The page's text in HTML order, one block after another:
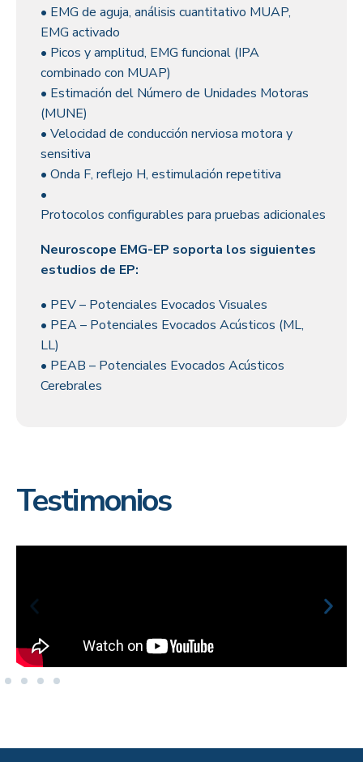
• EMG de aguja, análisis cuantitativo MUAP,
EMG activado
• Picos y amplitud, EMG funcional (IPA
combinado con MUAP)
• Estimación del Número de Unidades Motoras
(MUNE)
• Velocidad de conducción nerviosa motora y
sensitiva
• Onda F, reflejo H, estimulación repetitiva
•
Protocolos configurables para pruebas adicionales
Neuroscope EMG-EP soporta los siguientes
estudios de EP:
• PEV – Potenciales Evocados Visuales
• PEA – Potenciales Evocados Acústicos (ML,
LL)
• PEAB – Potenciales Evocados Acústicos
Cerebrales
Testimonios